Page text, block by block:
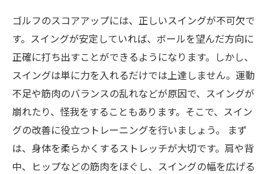
ゴルフのスコアアップには、正しいスイングが不可欠で
す。スイングが安定していれば、ボールを望んだ方向に
正確に打ち出すことができるようになります。しかし、
スイングは単に力を入れるだけでは上達しません。運動
不足や筋肉のバランスの乱れなどが原因で、スイングが
崩れたり、怪我をすることもあります。そこで、スイン
グの改善に役立つトレーニングを行いましょう。 まず
は、身体を柔らかくするストレッチが大切です。肩や背
中、ヒップなどの筋肉をほぐし、スイングの幅を広げる